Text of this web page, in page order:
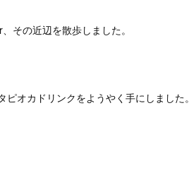
その近辺を散歩しました。
オカドリンクをようやく手にしました。